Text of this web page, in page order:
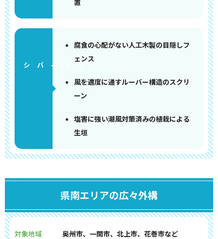
置
腐食の心配がない人工木製の目隠しフ
ェンス
風を適度に通すルーバー構造のスクリ
ーン
塩害に強い潮風対策済みの植栽による
生垣
県南エリアの広々外構
対象地域 奥州市、一関市、北上市、花巻市など